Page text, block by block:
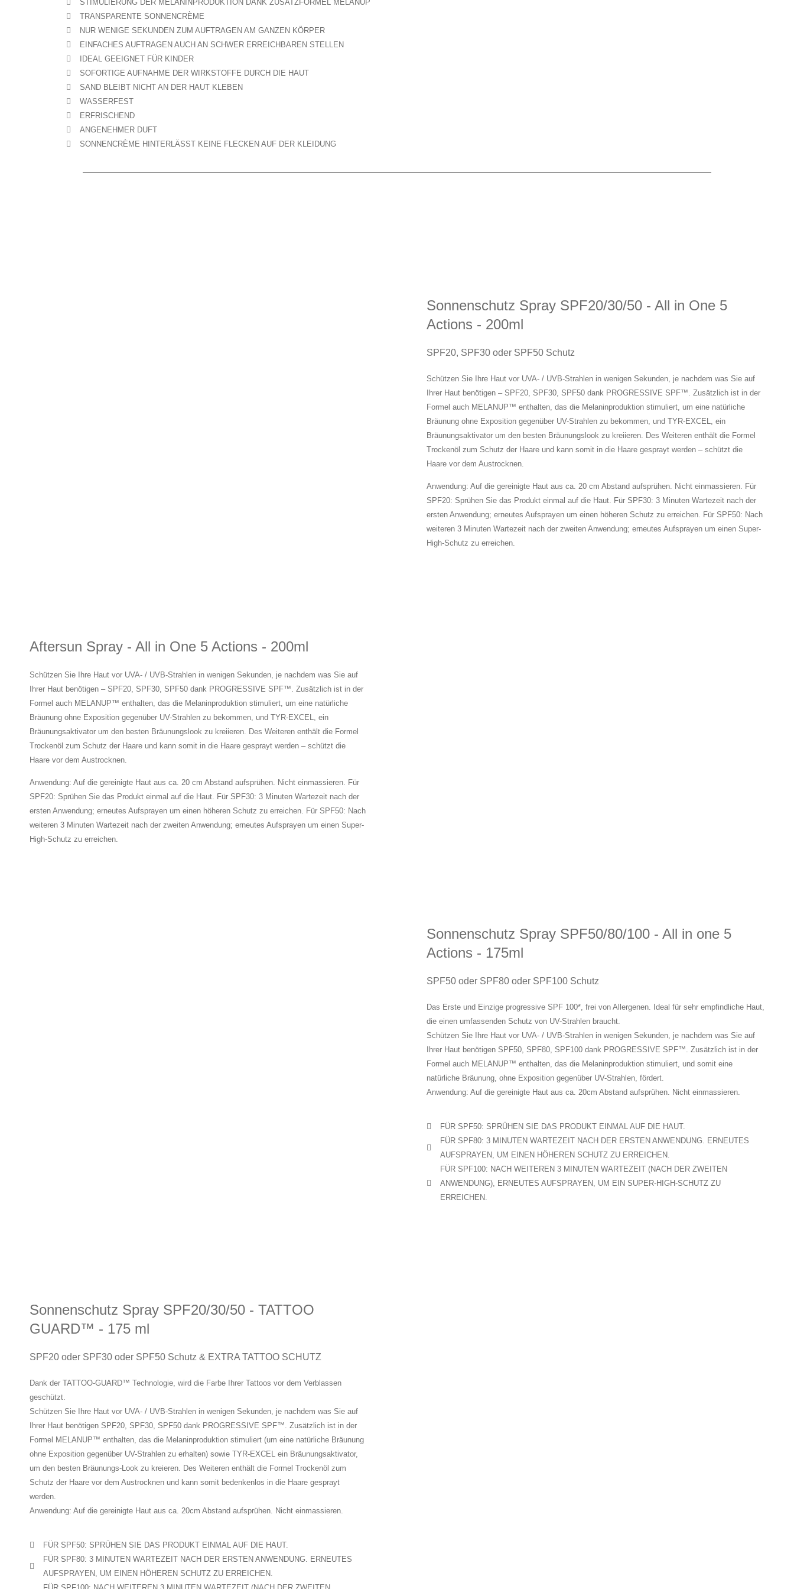
STIMULIERUNG DER MELANINPRODUKTION DANK ZUSATZFORMEL MELANUP
TRANSPARENTE SONNENCRÈME
NUR WENIGE SEKUNDEN ZUM AUFTRAGEN AM GANZEN KÖRPER
EINFACHES AUFTRAGEN AUCH AN SCHWER ERREICHBAREN STELLEN
IDEAL GEEIGNET FÜR KINDER
SOFORTIGE AUFNAHME DER WIRKSTOFFE DURCH DIE HAUT
SAND BLEIBT NICHT AN DER HAUT KLEBEN
WASSERFEST
ERFRISCHEND
ANGENEHMER DUFT
SONNENCRÈME HINTERLÄSST KEINE FLECKEN AUF DER KLEIDUNG
Sonnenschutz Spray SPF20/30/50 - All in One 5
Actions - 200ml
SPF20, SPF30 oder SPF50 Schutz
Schützen Sie Ihre Haut vor UVA- / UVB-Strahlen in wenigen Sekunden, je nachdem was Sie auf
Ihrer Haut benötigen – SPF20, SPF30, SPF50 dank PROGRESSIVE SPF™. Zusätzlich ist in der
Formel auch MELANUP™ enthalten, das die Melaninproduktion stimuliert, um eine natürliche
Bräunung ohne Exposition gegenüber UV-Strahlen zu bekommen, und TYR-EXCEL, ein
Bräunungsaktivator um den besten Bräunungslook zu kreiieren. Des Weiteren enthält die Formel
Trockenöl zum Schutz der Haare und kann somit in die Haare gesprayt werden – schützt die
Haare vor dem Austrocknen.
Anwendung: Auf die gereinigte Haut aus ca. 20 cm Abstand aufsprühen. Nicht einmassieren. Für
SPF20: Sprühen Sie das Produkt einmal auf die Haut. Für SPF30: 3 Minuten Wartezeit nach der
ersten Anwendung; erneutes Aufsprayen um einen höheren Schutz zu erreichen. Für SPF50: Nach
weiteren 3 Minuten Wartezeit nach der zweiten Anwendung; erneutes Aufsprayen um einen Super-
High-Schutz zu erreichen.
Aftersun Spray - All in One 5 Actions - 200ml
Schützen Sie Ihre Haut vor UVA- / UVB-Strahlen in wenigen Sekunden, je nachdem was Sie auf
Ihrer Haut benötigen – SPF20, SPF30, SPF50 dank PROGRESSIVE SPF™. Zusätzlich ist in der
Formel auch MELANUP™ enthalten, das die Melaninproduktion stimuliert, um eine natürliche
Bräunung ohne Exposition gegenüber UV-Strahlen zu bekommen, und TYR-EXCEL, ein
Bräunungsaktivator um den besten Bräunungslook zu kreiieren. Des Weiteren enthält die Formel
Trockenöl zum Schutz der Haare und kann somit in die Haare gesprayt werden – schützt die
Haare vor dem Austrocknen.
Anwendung: Auf die gereinigte Haut aus ca. 20 cm Abstand aufsprühen. Nicht einmassieren. Für
SPF20: Sprühen Sie das Produkt einmal auf die Haut. Für SPF30: 3 Minuten Wartezeit nach der
ersten Anwendung; erneutes Aufsprayen um einen höheren Schutz zu erreichen. Für SPF50: Nach
weiteren 3 Minuten Wartezeit nach der zweiten Anwendung; erneutes Aufsprayen um einen Super-
High-Schutz zu erreichen.
Sonnenschutz Spray SPF50/80/100 - All in one 5
Actions - 175ml
SPF50 oder SPF80 oder SPF100 Schutz
Das Erste und Einzige progressive SPF 100*, frei von Allergenen. Ideal für sehr empfindliche Haut,
die einen umfassenden Schutz von UV-Strahlen braucht.
Schützen Sie Ihre Haut vor UVA- / UVB-Strahlen in wenigen Sekunden, je nachdem was Sie auf
Ihrer Haut benötigen SPF50, SPF80, SPF100 dank PROGRESSIVE SPF™. Zusätzlich ist in der
Formel auch MELANUP™ enthalten, das die Melaninproduktion stimuliert, und somit eine
natürliche Bräunung, ohne Exposition gegenüber UV-Strahlen, fördert.
Anwendung: Auf die gereinigte Haut aus ca. 20cm Abstand aufsprühen. Nicht einmassieren.
FÜR SPF50: SPRÜHEN SIE DAS PRODUKT EINMAL AUF DIE HAUT.
FÜR SPF80: 3 MINUTEN WARTEZEIT NACH DER ERSTEN ANWENDUNG. ERNEUTES
AUFSPRAYEN, UM EINEN HÖHEREN SCHUTZ ZU ERREICHEN.
FÜR SPF100: NACH WEITEREN 3 MINUTEN WARTEZEIT (NACH DER ZWEITEN
ANWENDUNG), ERNEUTES AUFSPRAYEN, UM EIN SUPER-HIGH-SCHUTZ ZU
ERREICHEN.
Sonnenschutz Spray SPF20/30/50 - TATTOO
GUARD™ - 175 ml
SPF20 oder SPF30 oder SPF50 Schutz & EXTRA TATTOO SCHUTZ
Dank der TATTOO-GUARD™ Technologie, wird die Farbe Ihrer Tattoos vor dem Verblassen
geschützt.
Schützen Sie Ihre Haut vor UVA- / UVB-Strahlen in wenigen Sekunden, je nachdem was Sie auf
Ihrer Haut benötigen SPF20, SPF30, SPF50 dank PROGRESSIVE SPF™. Zusätzlich ist in der
Formel MELANUP™ enthalten, das die Melaninproduktion stimuliert (um eine natürliche Bräunung
ohne Exposition gegenüber UV-Strahlen zu erhalten) sowie TYR-EXCEL ein Bräunungsaktivator,
um den besten Bräunungs-Look zu kreieren. Des Weiteren enthält die Formel Trockenöl zum
Schutz der Haare vor dem Austrocknen und kann somit bedenkenlos in die Haare gesprayt
werden.
Anwendung: Auf die gereinigte Haut aus ca. 20cm Abstand aufsprühen. Nicht einmassieren.
FÜR SPF50: SPRÜHEN SIE DAS PRODUKT EINMAL AUF DIE HAUT.
FÜR SPF80: 3 MINUTEN WARTEZEIT NACH DER ERSTEN ANWENDUNG. ERNEUTES
AUFSPRAYEN, UM EINEN HÖHEREN SCHUTZ ZU ERREICHEN.